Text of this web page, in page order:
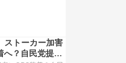
ストーカー加害
へ？自民党提言